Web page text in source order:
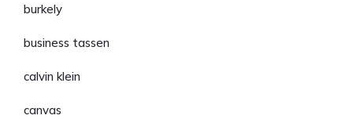
burkely
business tassen
calvin klein
canvas